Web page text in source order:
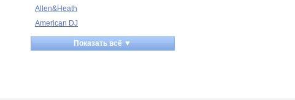
Allen&Heath
American DJ
Ampeg
Apart
Показать всё ▼